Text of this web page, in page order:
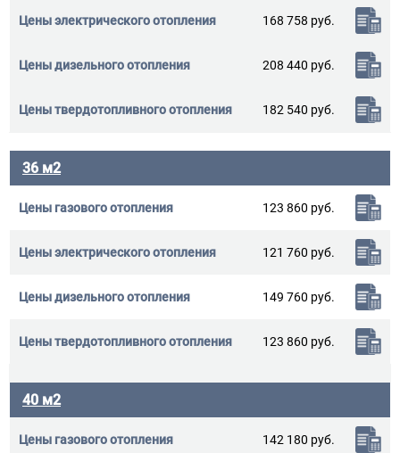
168 758 руб.
208 440 руб.
182 540 руб.
36 м2
123 860 руб.
121 760 руб.
149 760 руб.
123 860 руб.
40 м2
142 180 руб.